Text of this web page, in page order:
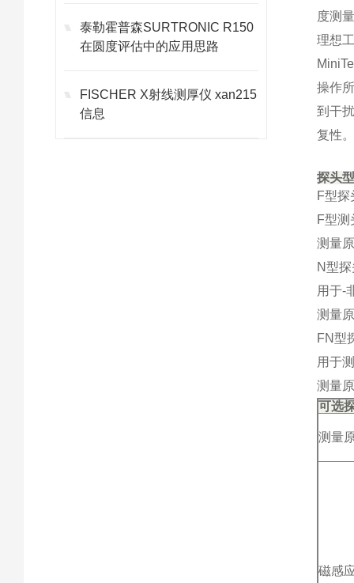
泰勒霍普森SURTRONIC R150
在圆度评估中的应用思路
FISCHER X射线测厚仪 xan215
信息
度测
理想
操作
到干
复性
探头
F型探
F型
测量
N型
用于-
测量
FN型
用于
测量
可选
测量
磁感